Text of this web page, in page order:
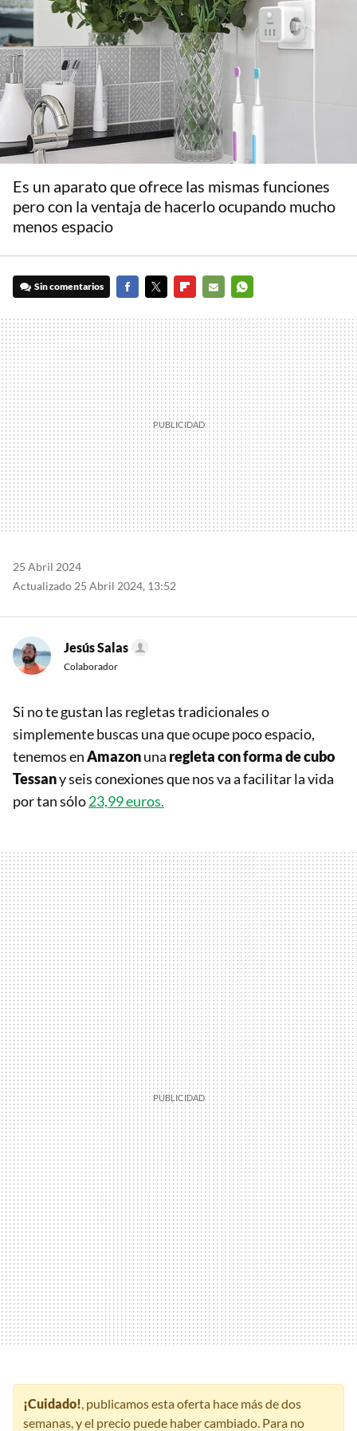
Es un aparato que ofrece las mismas funciones
pero con la ventaja de hacerlo ocupando mucho
menos espacio
Sin comentarios
MAIL
25 Abril 2024
Actualizado 25 Abril 2024, 13:52
Jesús Salas
Colaborador
Si no te gustan las regletas tradicionales o
simplemente buscas una que ocupe poco espacio,
tenemos enAmazonuna regleta con forma de cubo
Tessany seis conexiones que nos va a facilitar la vida
por tan sólo23,99 euros.
¡Cuidado!, publicamos esta oferta hace más de dos
semanas, y el precio puede haber cambiado. Para no